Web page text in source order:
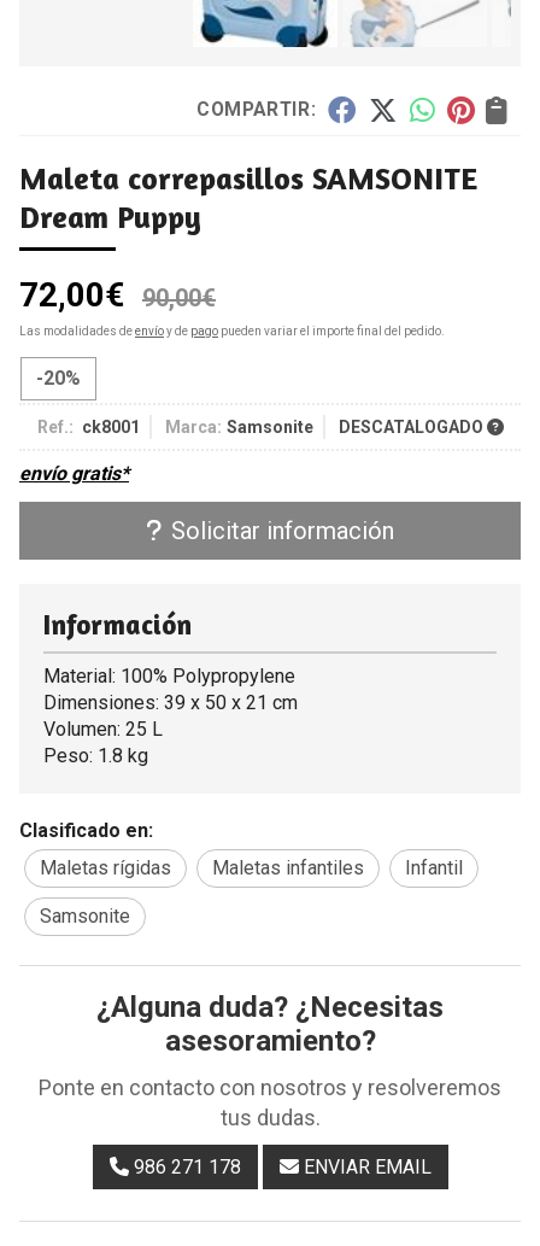
COMPARTIR:
Maleta correpasillos SAMSONITE
Dream Puppy
72,00€ 90,00€
Las modalidades deenvíoy de pago pueden variar el importe final del pedido.
-20%
Ref.: ck8001 Marca: Samsonite DESCATALOGADO
envío gratis*
Solicitar información
Información
Material: 100% Polypropylene
Dimensiones: 39 x 50 x 21 cm
Volumen: 25 L
Peso: 1.8 kg
Clasificado en:
Maletas rígidas
Maletas infantiles Infantil
Samsonite
¿Alguna duda? ¿Necesitas
asesoramiento?
Ponte en contacto con nosotros y resolveremos
tus dudas.
986 271 178 ENVIAR EMAIL